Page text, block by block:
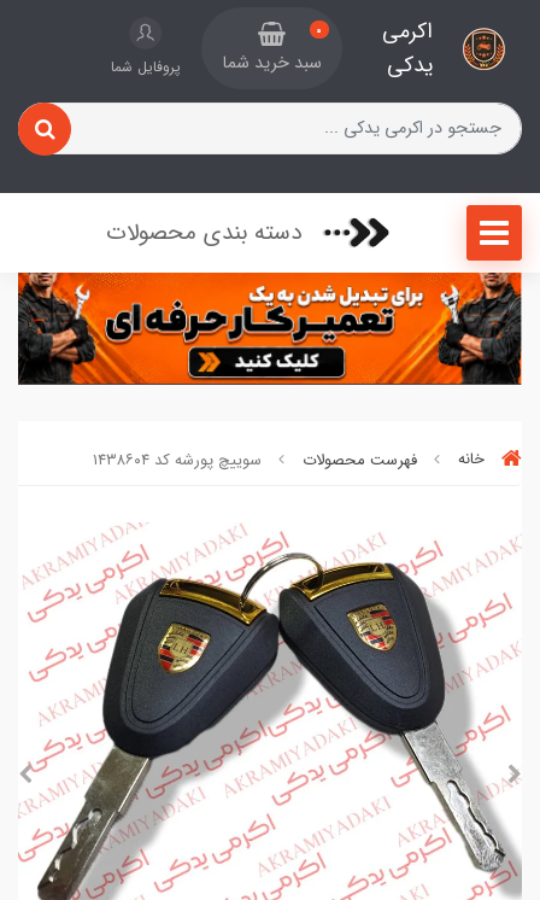
اکرمی
یدکی
0
سبد خرید شما پروفایل شما
دسته بندی محصولات
خانه فهرست محصولات سوییچ پورشه کد ۱۴۳۸۶۰۴